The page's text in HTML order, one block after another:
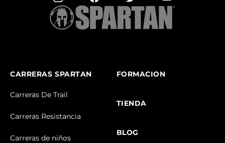
CARRERAS SPARTAN
Carreras De Trail
Carreras Resistancia
Carreras de niños
FORMACION
TIENDA
BLOG